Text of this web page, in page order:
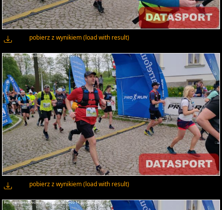
pobierz z wynikiem (load with result)
pobierz z wynikiem (load with result)